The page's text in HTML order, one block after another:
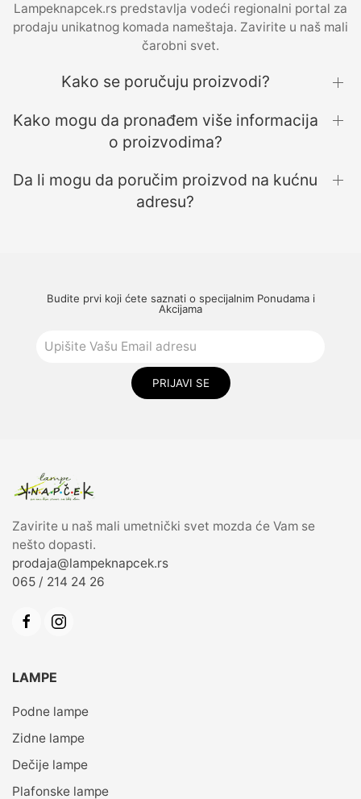
Lampeknapcek.rs predstavlja vodeći regionalni portal za
prodaju unikatnog komada nameštaja. Zavirite u naš mali
čarobni svet.
Kako se poručuju proizvodi?
Kako mogu da pronađem više informacija
o proizvodima?
Da li mogu da poručim proizvod na kućnu
adresu?
Budite prvi koji ćete saznati o specijalnim Ponudama i
Akcijama
PRIJAVI SE
Zavirite u naš mali umetnički svet mozda će Vam se
nešto dopasti.
prodaja@lampeknapcek.rs
065 / 214 24 26
LAMPE
Podne lampe
Zidne lampe
Dečije lampe
Plafonske lampe